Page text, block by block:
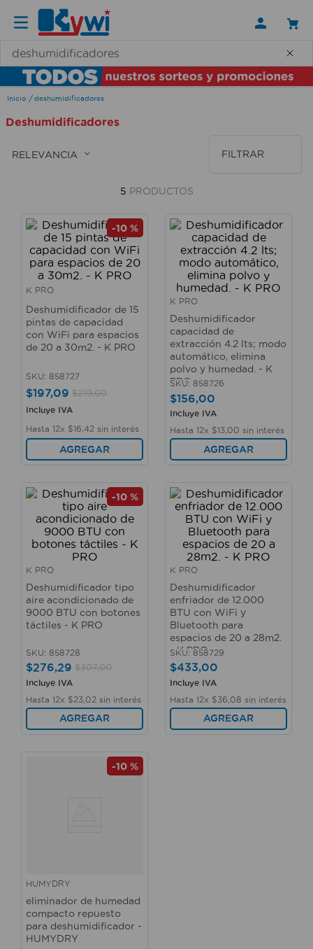
deshumidificadores
Deshumidificadores
RELEVANCIA FILTRAR
5 PRODUCTOS
-10 %
K PRO
Deshumidificador de 15
pintas de capacidad
con WiFi para espacios
de 20 a 30m2. - K PRO
SKU: 858727
$197,09 $219,00
Incluye IVA
Hasta 12x $16 42 sin interés
AGREGAR
K PRO
Deshumidificador
capacidad de
extracción 4.2 lts; modo
automático, elimina
polvo y humedad. - K
PRO
SKU: 858726
$156,00
Incluye IVA
Hasta 12x $13 00 sin interés
AGREGAR
-10 %
K PRO
Deshumidificador tipo
aire acondicionado de
9000 BTU con botones
táctiles - K PRO
SKU: 858728
$276,29 $307,00
Incluye IVA
Hasta 12x $23 02 sin interés
AGREGAR
K PRO
Deshumidificador
enfriador de 12.000
BTU con WiFi y
Bluetooth para
espacios de 20 a 28m2.
- K PRO
SKU: 858729
$433,00
Incluye IVA
Hasta 12x $36 08 sin interés
AGREGAR
-10 %
HUMYDRY
eliminador de humedad
compacto repuesto
para deshumidificador -
HUMYDRY